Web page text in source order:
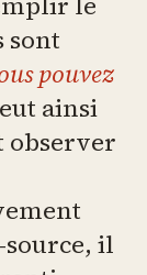
sont
pouvez
ainsi
observer
source, il